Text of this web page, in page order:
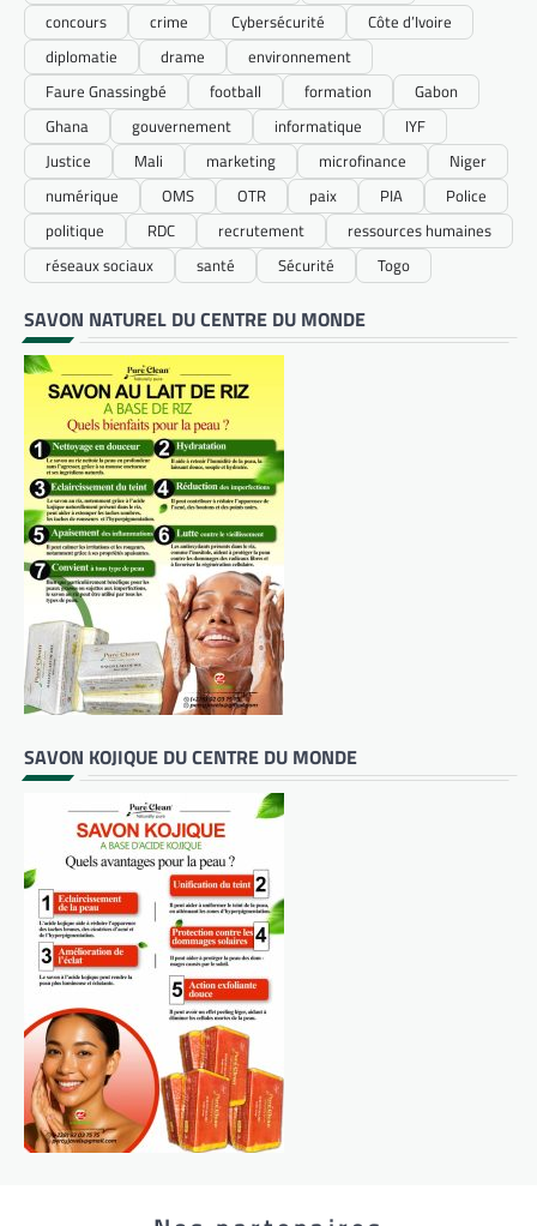
concours
crime Cybersécurité
Côte d’Ivoire
diplomatie
drame
environnement
Faure Gnassingbé
football formation
Gabon
Ghana
gouvernement informatique
IYF
Justice
Mali marketing microfinance
Niger
numérique
OMS OTR paix PIA
Police
politique
RDC recrutement
ressources humaines
réseaux sociaux
santé Sécurité Togo
SAVON NATUREL DU CENTRE DU MONDE
SAVON KOJIQUE DU CENTRE DU MONDE